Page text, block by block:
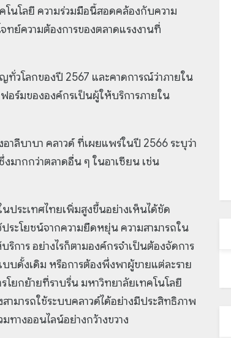
นโลยี ความร่วมมือนี้สอดคล้องกับความ
ย์ความต้องการของตลาดแรงงานที่
วโลกของปี 2567 และคาดการณ์ว่าภายใน
ร์มขององค์กรเป็นผู้ให้บริการภายใน
ลีบาบา คลาวด์ ที่เผยแพร่ในปี 2566 ระบุว่า
มากกว่าตลาดอื่น ๆ ในอาเซียน เช่น
ประเทศไทยเพิ่มสูงขึ้นอย่างเห็นได้ชัด
ระโยชน์จากความยืดหยุ่น ความสามารถใน
การ อย่างไรก็ตามองค์กรจำเป็นต้องจัดการ
บดั้งเดิม หรือการต้องพึ่งพาผู้ขายแต่ละราย
ยกย้ายที่ราบรื่น มหาวิทยาลัยเทคโนโลยี
ามารถใช้ระบบคลาวด์ได้อย่างมีประสิทธิภาพ
ทางออนไลน์อย่างกว้างขวาง